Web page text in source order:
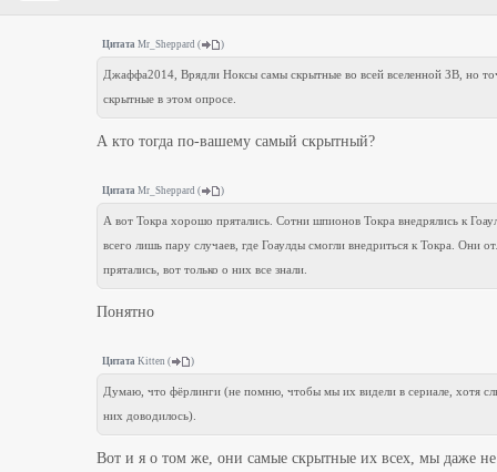
Цитата Mr_Sheppard ( )
Джаффа2014, Врядли Ноксы самы скрытные во всей вселенной ЗВ, но
скрытные в этом опросе.
А кто тогда по-вашему самый скрытный?
Цитата Mr_Sheppard ( )
А вот Токра хорошо прятались. Сотни шпионов Токра внедрялись к
всего лишь пару случаев, где Гоаулды смогли внедриться к Токра. Они
прятались, вот только о них все знали.
Понятно
Цитата Kitten ( )
Думаю, что фёрлинги (не помню, чтобы мы их видели в сериале, хотя
них доводилось).
Вот и я о том же, они самые скрытные их всех, мы даже